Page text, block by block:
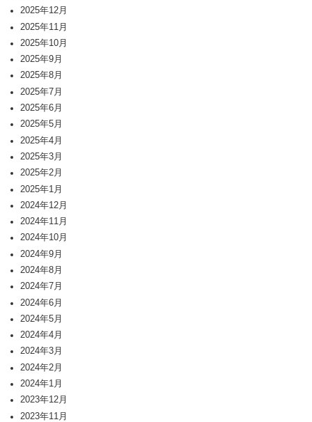
2025年12月
2025年11月
2025年10月
2025年9月
2025年8月
2025年7月
2025年6月
2025年5月
2025年4月
2025年3月
2025年2月
2025年1月
2024年12月
2024年11月
2024年10月
2024年9月
2024年8月
2024年7月
2024年6月
2024年5月
2024年4月
2024年3月
2024年2月
2024年1月
2023年12月
2023年11月